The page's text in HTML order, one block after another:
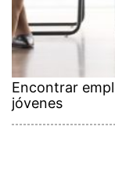
Encontrar
jóvenes